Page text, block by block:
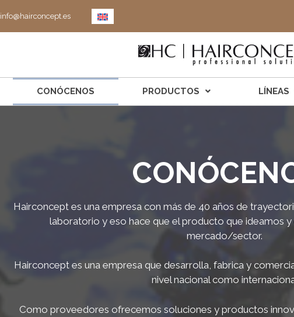
info@hairconcept.es
CONÓCENOS PRODUCTOS LÍNEAS
Hairconcept es una empresa con más de 40 años de
laboratorio y eso hace que el producto que ideamos y
mercado/sector.
Hairconcept es una empresa que desarrolla, fabrica y
nivel nacional como
Como proveedores ofrecemos soluciones y productos